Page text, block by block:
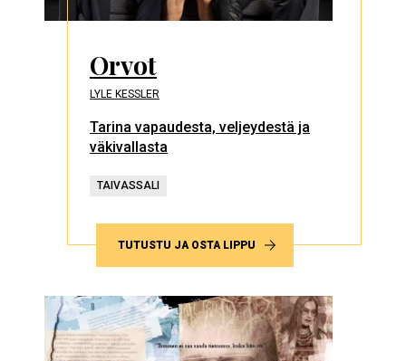
Orvot
LYLE KESSLER
Tarina vapaudesta, veljeydestä ja
väkivallasta
TAIVASSALI
TUTUSTU JA OSTA LIPPU